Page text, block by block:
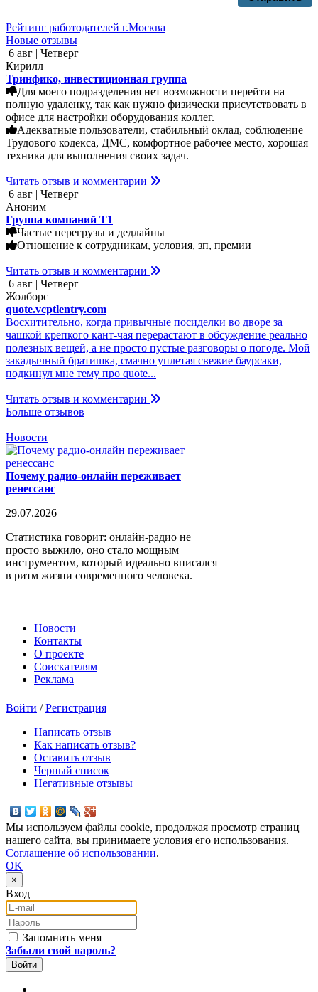
Рейтинг работодателей г.Москва
Новые отзывы
6 авг | Четверг
Кирилл
Тринфико, инвестиционная группа
Для моего подразделения нет возможности перейти на
полную удаленку, так как нужно физически присутствовать в
офисе для настройки оборудования коллег.
Адекватные пользователи, стабильный оклад, соблюдение
Трудового кодекса, ДМС, комфортное рабочее место, хорошая
техника для выполнения своих задач.
Читать отзыв и комментарии
6 авг | Четверг
Аноним
Группа компаний Т1
Частые перегрузы и дедлайны
Отношение к сотрудникам, условия, зп, премии
Читать отзыв и комментарии
6 авг | Четверг
Жолборс
quote.vcptlentry.com
Восхитительно, когда привычные посиделки во дворе за
чашкой крепкого кант-чая перерастают в обсуждение реально
полезных вещей, а не просто пустые разговоры о погоде. Мой
закадычный братишка, смачно уплетая свежие баурсаки,
подкинул мне тему про quote...
Читать отзыв и комментарии
Больше отзывов
Новости
Почему радио-онлайн переживает
ренессанс
29.07.2026
Статистика говорит: онлайн-радио не
просто выжило, оно стало мощным
инструментом, который идеально вписался
в ритм жизни современного человека.
Новости
Контакты
О проекте
Соискателям
Реклама
Войти /Регистрация
Написать отзыв
Как написать отзыв?
Оставить отзыв
Черный список
Негативные отзывы
Мы используем файлы cookie, продолжая просмотр страниц
нашего сайта, вы принимаете условия его использования.
Соглашение об использовании.
OK
×
Вход
E-mail
Пароль
Запомнить меня
Забыли свой пароль?